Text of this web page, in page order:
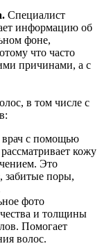
Специалист
информацию об
фоне,
что часто
причинами, а с
в том числе с
с помощью
кожу
Это
забитые поры,
фото
и толщины
Помогает
волос.